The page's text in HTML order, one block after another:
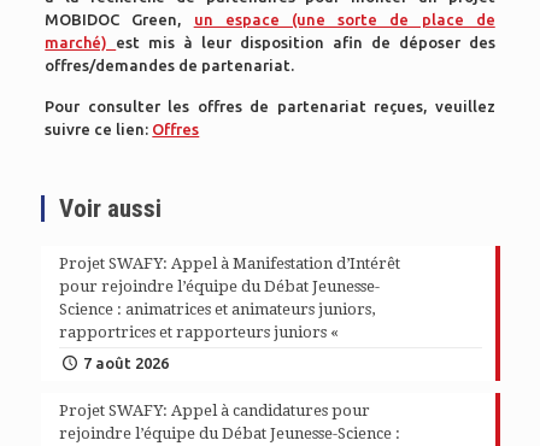
MOBIDOC Green, un espace (une sorte de place de
marché) est mis à leur disposition afin de déposer des
offres/demandes de partenariat.
Pour consulter les offres de partenariat reçues, veuillez
suivre ce lien: Offres
Voir aussi
Projet SWAFY: Appel à Manifestation d’Intérêt
pour rejoindre l’équipe du Débat Jeunesse-
Science : animatrices et animateurs juniors,
rapportrices et rapporteurs juniors «
7 août 2026
Projet SWAFY: Appel à candidatures pour
rejoindre l’équipe du Débat Jeunesse-Science :